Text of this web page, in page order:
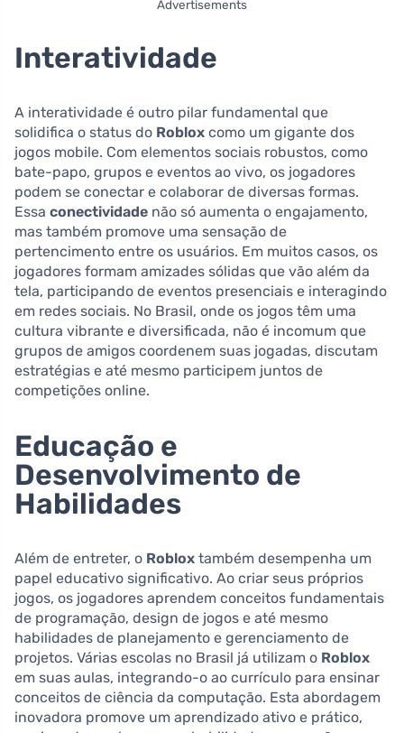
Advertisements
Interatividade
A interatividade é outro pilar fundamental que
solidifica o status do Roblox como um gigante dos
jogos mobile. Com elementos sociais robustos, como
bate-papo, grupos e eventos ao vivo, os jogadores
podem se conectar e colaborar de diversas formas.
Essa conectividade não só aumenta o engajamento,
mas também promove uma sensação de
pertencimento entre os usuários. Em muitos casos, os
jogadores formam amizades sólidas que vão além da
tela, participando de eventos presenciais e interagindo
em redes sociais. No Brasil, onde os jogos têm uma
cultura vibrante e diversificada, não é incomum que
grupos de amigos coordenem suas jogadas, discutam
estratégias e até mesmo participem juntos de
competições online.
Educação e
Desenvolvimento de
Habilidades
Além de entreter, o Roblox também desempenha um
papel educativo significativo. Ao criar seus próprios
jogos, os jogadores aprendem conceitos fundamentais
de programação, design de jogos e até mesmo
habilidades de planejamento e gerenciamento de
projetos. Várias escolas no Brasil já utilizam o Roblox
em suas aulas, integrando-o ao currículo para ensinar
conceitos de ciência da computação. Esta abordagem
inovadora promove um aprendizado ativo e prático,